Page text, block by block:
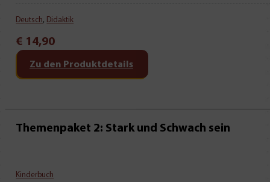
Deutsch, Didaktik
€ 14,90
Zu den Produktdetails
Themenpaket 2: Stark und Schwach sein
Kinderbuch